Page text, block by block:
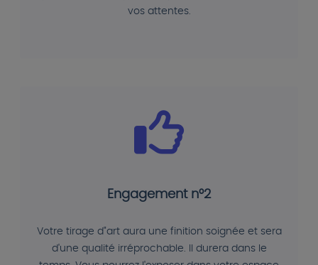
vos attentes.
Engagement n°2
Votre tirage d"art aura une finition soignée et sera
d'une qualité irréprochable. Il durera dans le